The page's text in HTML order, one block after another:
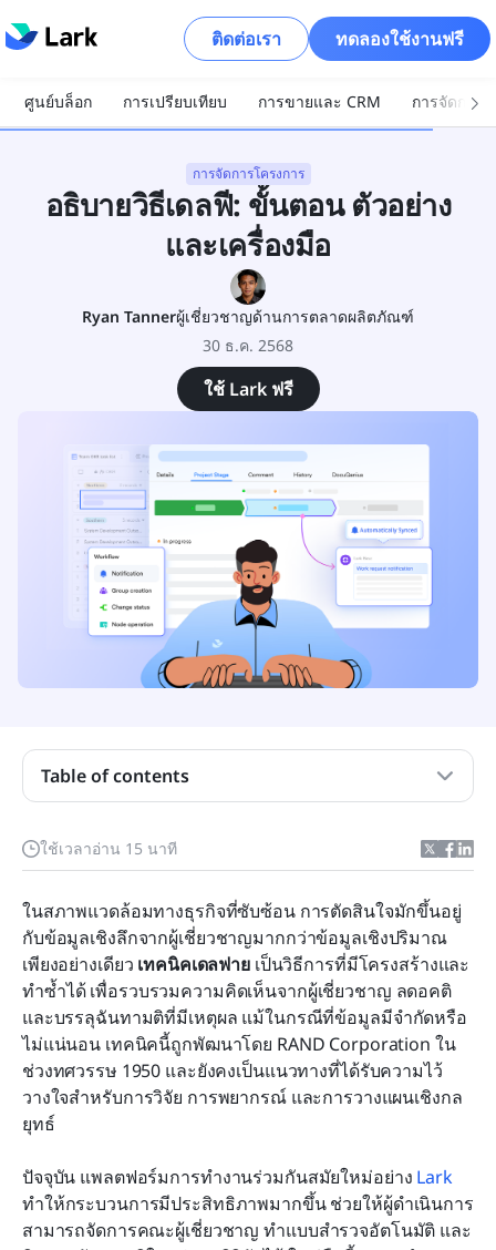
ติดต่อเรา ทดลองใช้งานฟรี
ศูนย์บล็อก การเปรียบเทียบ การขายและ CRM การจัดการ
การจัดการโครงการ
อธิบายวิธีเดลฟี: ขั้นตอน ตัวอย่าง
และเครื่องมือ
Ryan Tannerผู้เชี่ยวชาญด้านการตลาดผลิตภัณฑ์
30 ธ.ค. 2568
ใช้ Lark ฟรี
ใช้เวลาอ่าน 15 นาที
ในสภาพแวดล้อมทางธุรกิจที่ซับซ้อน การตัดสินใจมักขึ้นอยู่
กับข้อมูลเชิงลึกจากผู้เชี่ยวชาญมากกว่าข้อมูลเชิงปริมาณ
เพียงอย่างเดียว เทคนิคเดลฟาย เป็นวิธีการที่มีโครงสร้างและ
ทำซ้ำได้ เพื่อรวบรวมความคิดเห็นจากผู้เชี่ยวชาญ ลดอคติ
และบรรลุฉันทามติที่มีเหตุผล แม้ในกรณีที่ข้อมูลมีจำกัดหรือ
ไม่แน่นอน เทคนิคนี้ถูกพัฒนาโดย RAND Corporation ใน
ช่วงทศวรรษ 1950 และยังคงเป็นแนวทางที่ได้รับความไว้
วางใจสำหรับการวิจัย การพยากรณ์ และการวางแผนเชิงกล
ยุทธ์
ปัจจุบัน แพลตฟอร์มการทำงานร่วมกันสมัยใหม่อย่าง Lark
ทำให้กระบวนการมีประสิทธิภาพมากขึ้น ช่วยให้ผู้ดำเนินการ
สามารถจัดการคณะผู้เชี่ยวชาญ ทำแบบสำรวจอัตโนมัติ และ
Table of contents
เทคนิคเดลฟีคืออะไร
ลักษณะสำคัญของเทคนิคเดลฟี
ทำด้วยตนเอง: ใช้ Lark เพื่อฝึกเทคนิคเดลฟี
วิธีที่ Lark สนับสนุนสิ่งเหล่านี้
ข้อดีและข้อจำกัดของเทคนิคเดลฟี
การใช้เทคนิคเดลฟีในธุรกิจและการจัดการโครงการ
บทสรุป
คำถามที่พบบ่อย
การอ่านที่เกี่ยวข้อง